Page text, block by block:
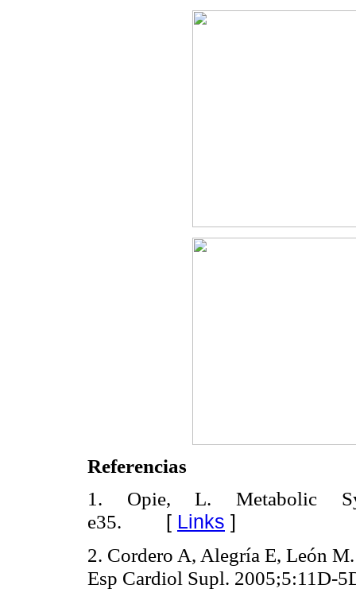
Referencias
1. Opie, L. Metabolic
e35. [ Links ]
2. Cordero A, Alegría E, León
Esp Cardiol Supl. 2005;5:11D-